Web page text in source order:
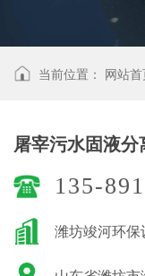
当前位置： 网站
屠宰污水固液分
135-
潍坊竣河环保